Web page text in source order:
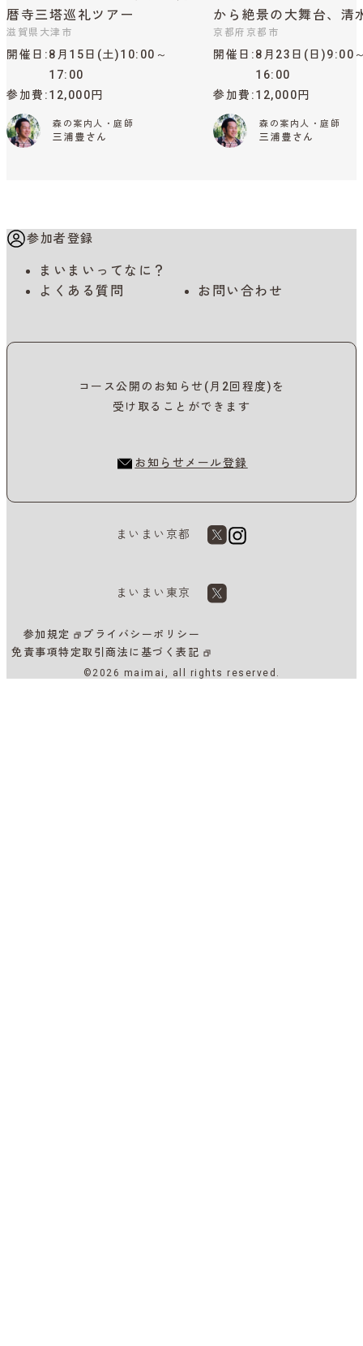
暦寺三塔巡礼ツアー
滋賀県大津市
開催日
8月15日(土)10:00～
17:00
参加費 12,000円
森の案内人・庭師
三浦豊さん
から絶景の大舞台、清
京都府京都市
開催日
8月23日(日)9:00
16:00
参加費 12,000円
森の案内人・庭師
三浦豊さん
参加者登録
まいまいってなに？
よくある質問
お問い合わせ
コース公開のお知らせ(月2回程度)を
受け取ることができます
お知らせメール登録
まいまい京都
まいまい東京
参加規定
プライバシーポリシー
免責事項特定取引商法に基づく表記
©2026 maimai, all rights reserved.